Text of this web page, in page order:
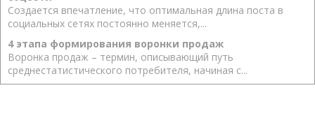
Создается впечатление, что оптимальная длина поста в
социальных сетях постоянно меняется,...
4 этапа формирования воронки продаж
Воронка продаж – термин, описывающий путь
среднестатистического потребителя, начиная с...